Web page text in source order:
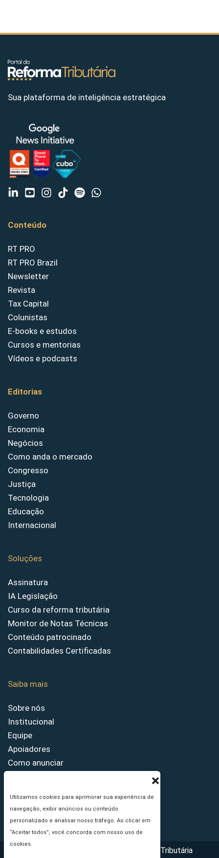
Utilizamos cookies para aprimorar sua experiência de
navegação, exibir anúncios ou conteúdo
personalizado e analisar nosso tráfego. Ao clicar em
“Aceitar todos”, você concorda com nosso uso de
cookies.
Sua plataforma de inteligência estratégica
Conteúdo
RT PRO
RT PRO Brazil
Newsletter
Revista
Tax Capital
Colunistas
E-books e estudos
Cursos e mentorias
Vídeos e podcasts
Editorias
Governo
Economia
Negócios
Como anda o mercado
Congresso
Justiça
Tecnologia
Educação
Internacional
Soluções
Assinatura
IA Legislação
Curso da reforma tributária
Monitor de Notas Técnicas
Conteúdo patrocinado
Contabilidades Certificadas
Saiba mais
Sobre nós
Institucional
Equipe
Apoiadores
Como anunciar
Princípios Editoriais
Copyright © 2026 - Portal da Reforma Tributária